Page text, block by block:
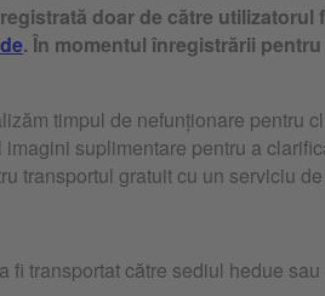
doar de către
. În momentul înregistrării
timpul de nefunționare pentru
suplimentare pentru a
transportul gratuit cu un serviciu
fi transportat către sediul hedue